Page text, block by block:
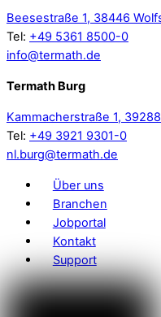
Beesestraße 1, 38446
Tel: +49 5361 8500-0
info@termath.de
Termath Burg
Kammacherstraße 1,
Tel: +49 3921 9301-0
nl.burg@termath.de
Über uns
Branchen
Jobportal
Kontakt
Support